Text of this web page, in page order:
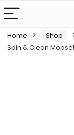
Home Shop
Spin & Clean